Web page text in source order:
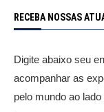
RECEBA NOSSAS
Digite abaixo seu
acompanhar as
pelo mundo ao